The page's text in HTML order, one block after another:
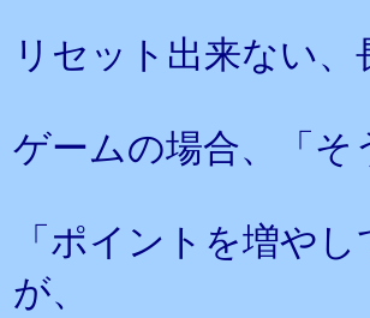
リセット出来ない
ゲームの場合、「
「ポイントを増や
が、